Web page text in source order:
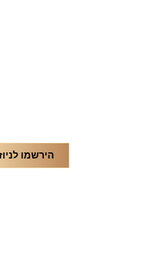
הירשמו